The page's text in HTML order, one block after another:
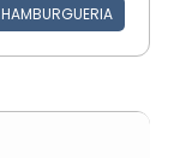
HAMBURGUERIA